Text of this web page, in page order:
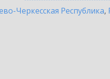
Черкесская Республика,